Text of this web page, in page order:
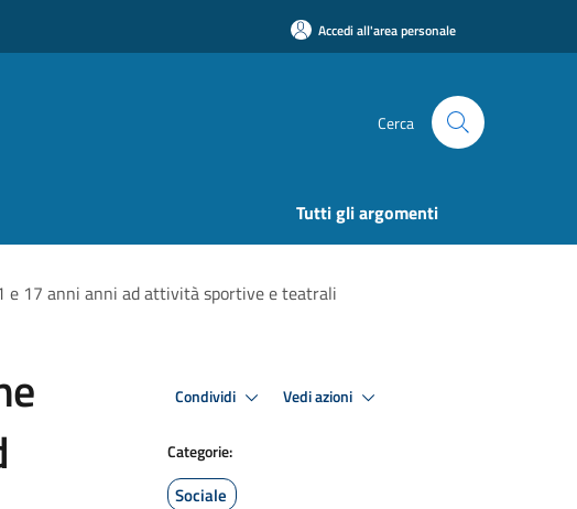
Accedi all'area personale
Cerca
Tutti gli argomenti
e 17 anni anni ad attività sportive e teatrali
Condividi Vedi azioni
Categorie:
Sociale